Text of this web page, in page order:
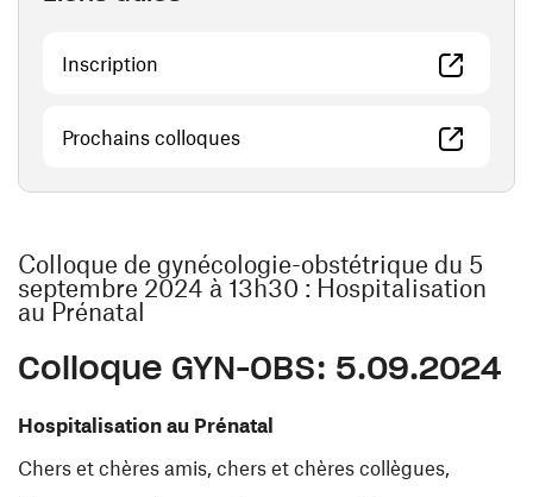
Inscription
Prochains colloques(ouvre une nouvelle fenêtre)
Colloque de gynécologie-obstétrique du 5
septembre 2024 à 13h30 : Hospitalisation
au Prénatal
Colloque GYN-OBS: 5.09.2024
Hospitalisation au Prénatal
Chers et chères amis, chers et chères collègues,